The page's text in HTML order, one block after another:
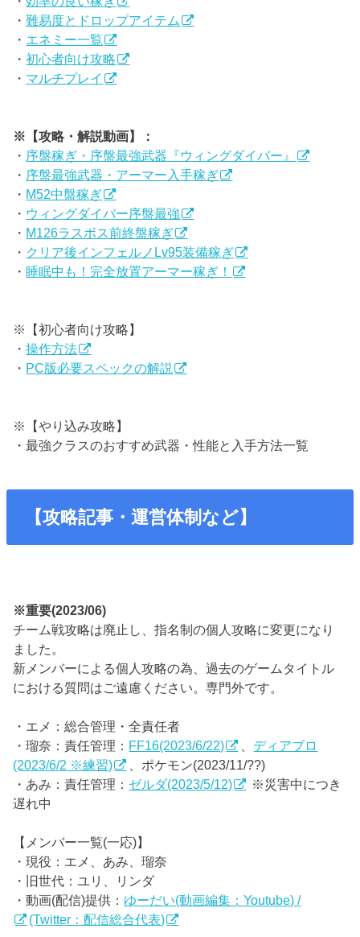
・難易度とドロップアイテム
・ エネミー一覧
・初心者向け攻略
・ マルチプレイ
※【攻略・解説動画】：
・ 序盤稼ぎ・序盤最強武器『ウィングダイバー』
・ 序盤最強武器・アーマー入手稼ぎ
・ M52中盤稼ぎ
・ ウィングダイバー序盤最強
・ M126ラスボス前終盤稼ぎ
・ クリア後インフェルノLv95装備稼ぎ
・睡眠中も！完全放置アーマー稼ぎ！
※【初心者向け攻略】
・操作方法
・ PC版必要スペックの解説
※【やり込み攻略】
・最強クラスのおすすめ武器・性能と入手方法一覧
【攻略記事・運営体制など】
※重要(2023/06)
チーム戦攻略は廃止し、指名制の個人攻略に変更になり
ました。
新メンバーによる個人攻略の為、過去のゲームタイトル
における質問はご遠慮ください。専門外です。
・エメ：総合管理・全責任者
・瑠奈：責任管理： FF16(2023/6/22)
ディアブロ
(2023/6/2 ※練習)
、ポケモン(2023/11/??)
・あみ：責任管理： ゼルダ(2023/5/12)
※災害中につき
遅れ中
【メンバー一覧(一応)】
・現役：エメ、あみ、瑠奈
・旧世代：ユリ、リンダ
・動画(配信)提供： ゆーだい(動画編集：Youtube) /
(Twitter：配信総合代表)